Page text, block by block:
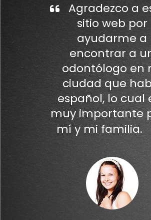
Agradezco a
sitio web por
ayudarme a
encontrar a
odontólogo en
ciudad que
español, lo cual
muy importante
mí y mi familia.